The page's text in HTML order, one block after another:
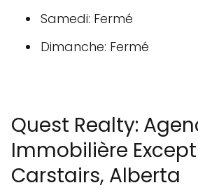
Samedi: Fermé
Dimanche: Fermé
Quest Realty:
Immobilière
Carstairs, Alberta